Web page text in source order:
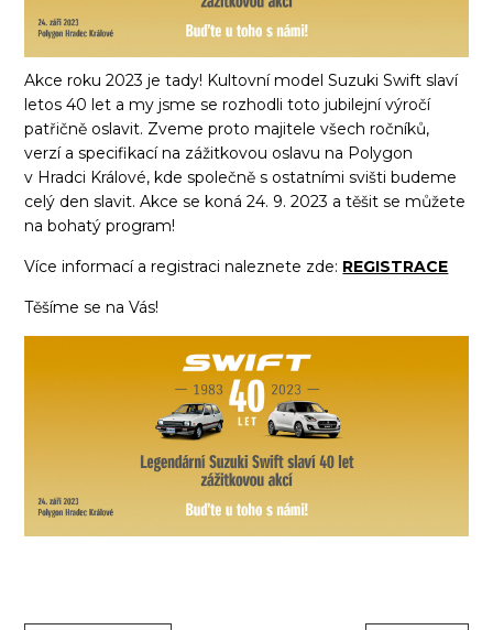
Akce roku 2023 je tady! Kultovní model Suzuki Swift slaví
letos 40 let a my jsme se rozhodli toto jubilejní výročí
patřičně oslavit. Zveme proto majitele všech ročníků,
verzí a specifikací na zážitkovou oslavu na Polygon
v Hradci Králové, kde společně s ostatními svišti budeme
celý den slavit. Akce se koná 24. 9. 2023 a těšit se můžete
na bohatý program!
Více informací a registraci naleznete zde: REGISTRACE
Těšíme se na Vás!